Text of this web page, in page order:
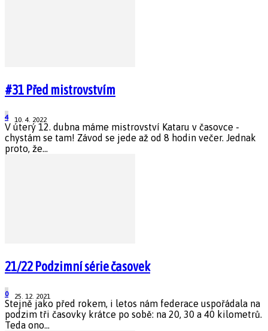
#31 Před mistrovstvím
10. 4. 2022
4
V úterý 12. dubna máme mistrovství Kataru v časovce -
chystám se tam! Závod se jede až od 8 hodin večer. Jednak
proto, že...
21/22 Podzimní série časovek
25. 12. 2021
0
Stejně jako před rokem, i letos nám federace uspořádala na
podzim tři časovky krátce po sobě: na 20, 30 a 40 kilometrů.
Teda ono...